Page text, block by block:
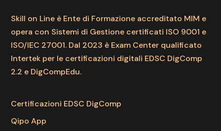
Skill on Line è Ente di Formazione accreditato MIM e
opera con Sistemi di Gestione certificati ISO 9001 e
ISO/IEC 27001. Dal 2023 è Exam Center qualificato
Intertek per le certificazioni digitali EDSC DigComp
2.2 e DigCompEdu.
Certificazioni EDSC DigComp
Qipo App